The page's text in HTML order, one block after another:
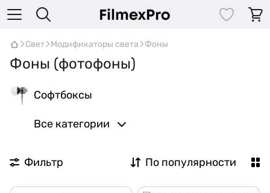
Свет Модификаторы света Фоны
Фоны (фотофоны)
Софтбоксы
Все категории
Фильтр По популярности